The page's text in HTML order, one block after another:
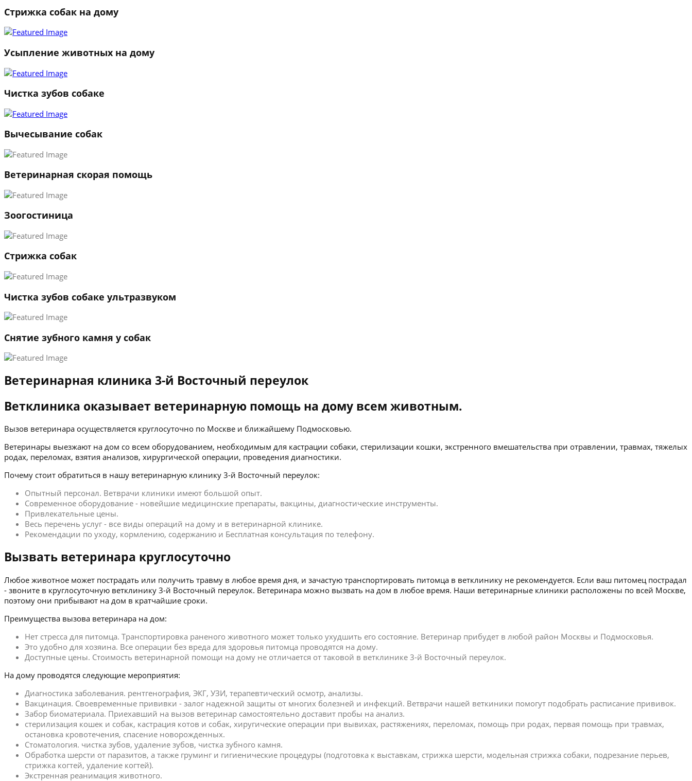
1
3
←
Стрижка собак на дому
Усыпление животных на дому
Чистка зубов собаке
Вычесывание собак
Ветеринарная скорая помощь
Зоогостиница
Стрижка собак
Чистка зубов собаке ультразвуком
Снятие зубного камня у собак
Ветеринарная клиника 3-й Восточный переулок
Ветклиника оказывает ветеринарную помощь на дому всем животным.
Вызов ветеринара осуществляется круглосуточно по Москве и ближайшему Подмосковью.
Ветеринары выезжают на дом со всем оборудованием, необходимым для кастрации собаки, стерилизации кошки, экстренного вмешательства при отравлении, травмах, тяжелых
родах, переломах, взятия анализов, хирургической операции, проведения диагностики.
Почему стоит обратиться в нашу ветеринарную клинику 3-й Восточный переулок:
Опытный персонал. Ветврачи клиники имеют большой опыт.
Современное оборудование - новейшие медицинские препараты, вакцины, диагностические инструменты.
Привлекательные цены.
Весь перечень услуг - все виды операций на дому и в ветеринарной клинике.
Рекомендации по уходу, кормлению, содержанию и Бесплатная консультация по телефону.
Вызвать ветеринара круглосуточно
Любое животное может пострадать или получить травму в любое время дня, и зачастую транспортировать питомца в ветклинику не рекомендуется. Если ваш питомец пострадал
- звоните в круглосуточную ветклинику 3-й Восточный переулок. Ветеринара можно вызвать на дом в любое время. Наши ветеринарные клиники расположены по всей Москве,
поэтому они прибывают на дом в кратчайшие сроки.
Преимущества вызова ветеринара на дом:
Нет стресса для питомца. Транспортировка раненого животного может только ухудшить его состояние. Ветеринар прибудет в любой район Москвы и Подмосковья.
Это удобно для хозяина. Все операции без вреда для здоровья питомца проводятся на дому.
Доступные цены. Стоимость ветеринарной помощи на дому не отличается от таковой в ветклинике 3-й Восточный переулок.
На дому проводятся следующие мероприятия:
Диагностика заболевания. рентгенография, ЭКГ, УЗИ, терапевтический осмотр, анализы.
Вакцинация. Своевременные прививки - залог надежной защиты от многих болезней и инфекций. Ветврачи нашей веткиники помогут подобрать расписание прививок.
Забор биоматериала. Приехавший на вызов ветеринар самостоятельно доставит пробы на анализ.
стерилизация кошек и собак, кастрация котов и собак, хиругические операции при вывихах, растяжениях, переломах, помощь при родах, первая помощь при травмах,
остановка кровотечения, спасение новорожденных.
Стоматология. чистка зубов, удаление зубов, чистка зубного камня.
Обработка шерсти от паразитов, а также груминг и гигиенические процедуры (подготовка к выставкам, стрижка шерсти, модельная стрижка собаки, подрезание перьев,
стрижка когтей, удаление когтей).
Экстренная реанимация животного.